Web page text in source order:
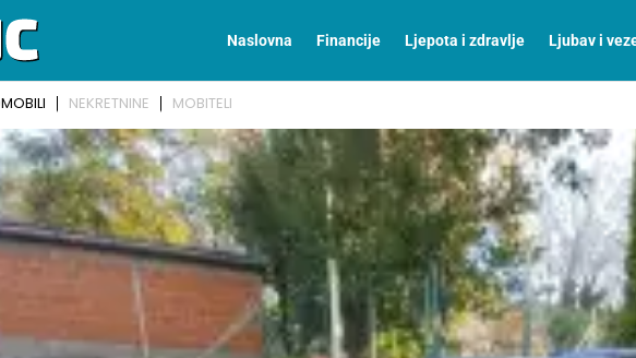
Naslovna Financije Ljepota i zdravlje Ljubav i